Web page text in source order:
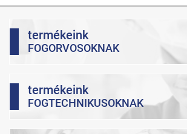
termékeink
FOGORVOSOKNAK
termékeink
FOGTECHNIKUSOKNAK